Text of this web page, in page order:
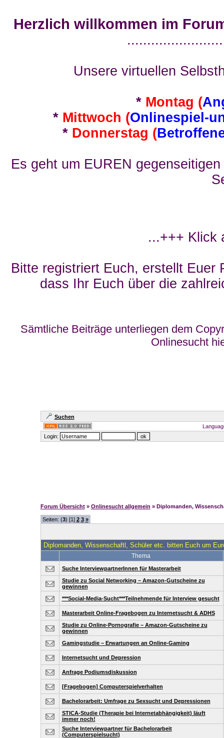
Herzlich willkommen im
Unsere virtuellen
* Montag (
* Mittwoch (Onlinespiel-
* Donnerstag (
Es geht um EUREN
...+++ Klick
Bitte registriert Euch, erstellt Euer
dass Ihr Euch über die
Sämtliche Beiträge unterliegen dem
Onlinesucht
Suchen
Login:
Forum Übersicht » Onlinesucht allgemein » Diplomanden,
Seiten: (3) [1] 2 3 »
Diplomanden, Wissenschaftl, Schüler etc. bitten Euch um
Thema
Suche InterviewpartnerInnen für Masterarbeit
Studie zu Social Networking – Amazon-Gutscheine zu
gewinnen
***Social-Media-Sucht***Teilnehmende für Interview gesucht
Masterarbeit Online-Fragebogen zu Internetsucht & ADHS
Studie zu Online-Pornografie – Amazon-Gutscheine zu
gewinnen
Gamingstudie – Erwartungen an Online-Gaming
Internetsucht und Depression
Anfrage Podiumsdiskussion
[Fragebogen] Computerspielverhalten
Bachelorarbeit: Umfrage zu Sexsucht und Depressionen
STICA-Studie (Therapie bei Internetabhängigkeit) läuft
immer noch!
Suche Interviewpartner für Bachelorarbeit
(Computerspielsucht)